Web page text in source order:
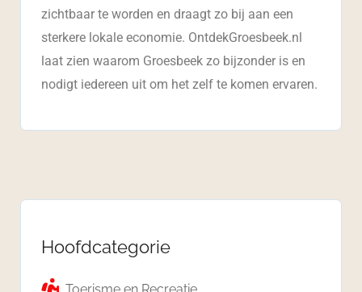
zichtbaar te worden en draagt zo bij aan een
sterkere lokale economie. OntdekGroesbeek.nl
laat zien waarom Groesbeek zo bijzonder is en
nodigt iedereen uit om het zelf te komen ervaren.
Hoofdcategorie